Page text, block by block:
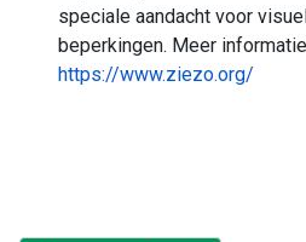
speciale aandacht voor
beperkingen. Meer
https://www.ziezo.org/